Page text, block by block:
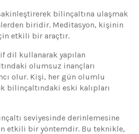
bilinçaltına ulaşmak
biridir. Meditasyon, kişinin
etkili bir araçtır.
dil kullanarak yapılan
olumsuz inançları
olur. Kişi, her gün olumlu
bilinçaltındaki eski kalıpları
seviyesinde derinlemesine
etkili bir yöntemdir. Bu teknikle,